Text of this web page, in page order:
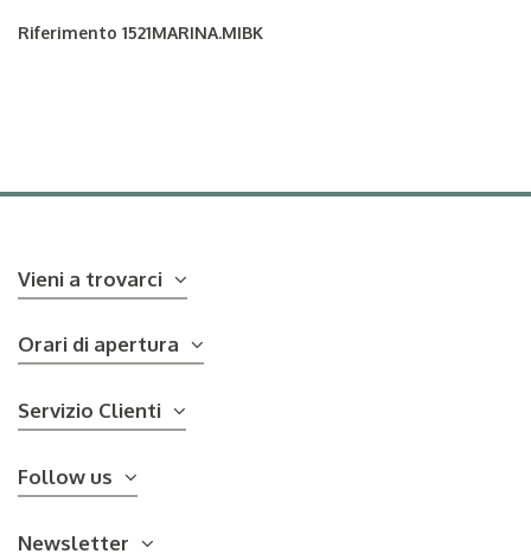
Riferimento 1521MARINA.MIBK
Vieni a trovarci
Orari di apertura
Servizio Clienti
Follow us
Newsletter